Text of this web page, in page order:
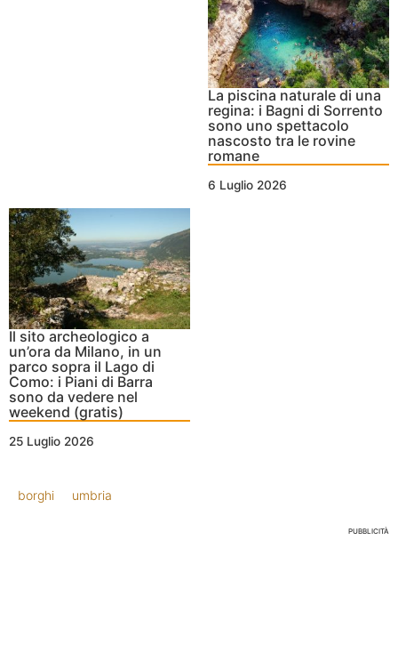
La piscina naturale di una
regina: i Bagni di Sorrento
sono uno spettacolo
nascosto tra le rovine
romane
6 Luglio 2026
Il sito archeologico a
un’ora da Milano, in un
parco sopra il Lago di
Como: i Piani di Barra
sono da vedere nel
weekend (gratis)
25 Luglio 2026
borghi umbria
PUBBLICITÀ